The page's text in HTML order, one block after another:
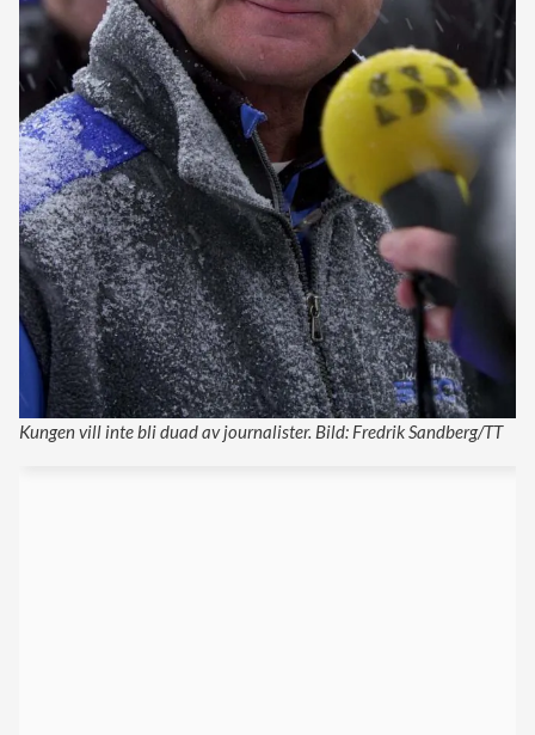
Kungen vill inte bli duad av journalister. Bild: Fredrik Sandberg/TT